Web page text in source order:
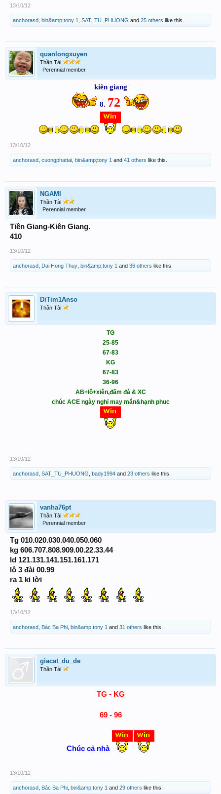
13/10/12
anchorasd bin&amp;tony 1 SAT_TU_PHUONG and 25 others like this.
quanlongxuyen
Thần Tài
Perennial member
kiên giang
8. 72
13/10/12
anchorasd cuongphattai bin&amp;tony 1 and 41 others like this.
NGAMI
Thần Tài
Perennial member
Tiền Giang-Kiên Giang.
410
13/10/12
anchorasd Dai Hong Thuy bin&amp;tony 1 and 36 others like this.
DiTim1Anso
Thần Tài
TG
25-85
67-83
KG
67-83
36-96
AB+lô+xiên,đấm đá & XC
chúc ACE ngày nghỉ may mắn&hạnh phuc
13/10/12
anchorasd SAT_TU_PHUONG bady1994 and 23 others like this.
vanha76pt
Thần Tài
Perennial member
Tg 010.020.030.040.050.060
kg 606.707.808.909.00.22.33.44
ld 121.131.141.151.161.171
lô 3 đài 00.99
ra 1 ki lời
13/10/12
anchorasd Bác Ba Phi bin&amp;tony 1 and 31 others like this.
giacat_du_de
Thần Tài
TG - KG
69 - 96
Chúc cả nhà
13/10/12
anchorasd Bác Ba Phi bin&amp;tony 1 and 29 others like this.